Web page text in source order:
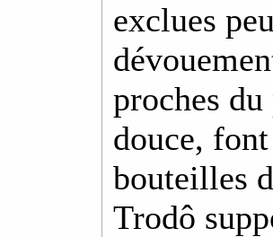
exclues
proches
douce,
bouteilles
Trodô